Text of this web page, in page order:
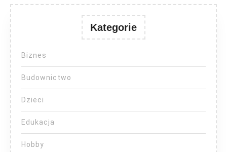
Kategorie
Biznes
Budownictwo
Dzieci
Edukacja
Hobby